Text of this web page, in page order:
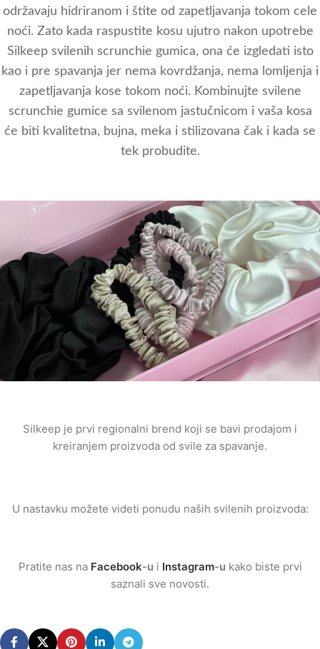
održavaju hidriranom i štite od zapetljavanja tokom cele
noći. Zato kada raspustite kosu ujutro nakon upotrebe
Silkeep svilenih scrunchie gumica, ona će izgledati isto
kao i pre spavanja jer nema kovrdžanja, nema lomljenja i
zapetljavanja kose tokom noći. Kombinujte svilene
scrunchie gumice sa svilenom jastučnicom i vaša kosa
će biti kvalitetna, bujna, meka i stilizovana čak i kada se
tek probudite.
Silkeep je prvi regionalni brend koji se bavi prodajom i
kreiranjem proizvoda od svile za spavanje.
U nastavku možete videti ponudu naših svilenih proizvoda:
Pratite nas na Facebook-u i Instagram-u kako biste prvi
saznali sve novosti.